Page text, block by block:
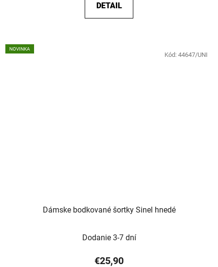
DETAIL
NOVINKA
Dámske bodkované šortky Sinel hnedé
Dodanie 3-7 dní
€25,90
Kód: 44647/UNI